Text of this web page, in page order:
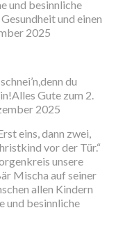
und besinnliche
und einen
2025
du
Gute zum 2.
2025
eins, dann zwei,
vor der Tür.“
unsere
Mischa auf seiner
allen Kindern
und besinnliche